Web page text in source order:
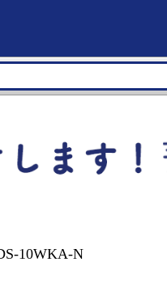
10WKA-N